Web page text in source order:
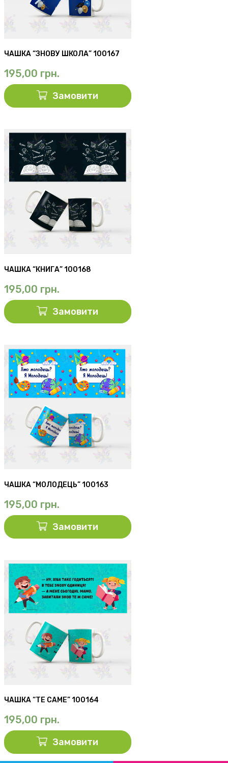
ЧАШКА “ЗНОВУ ШКОЛА” 100167
195,00 грн.
Замовити
ЧАШКА “КНИГА” 100168
195,00 грн.
Замовити
ЧАШКА “МОЛОДЕЦЬ” 100163
195,00 грн.
Замовити
ЧАШКА “ТЕ САМЕ” 100164
195,00 грн.
Замовити